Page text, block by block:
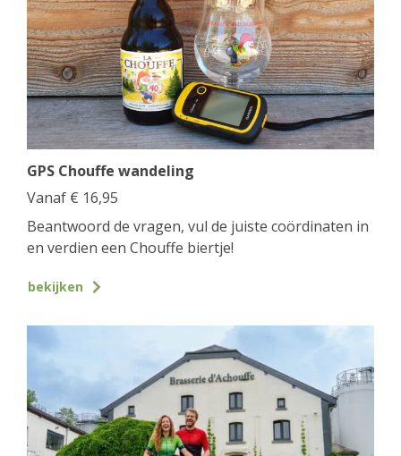
GPS Chouffe wandeling
Vanaf € 16,95
Beantwoord de vragen, vul de juiste coördinaten in
en verdien een Chouffe biertje!
bekijken